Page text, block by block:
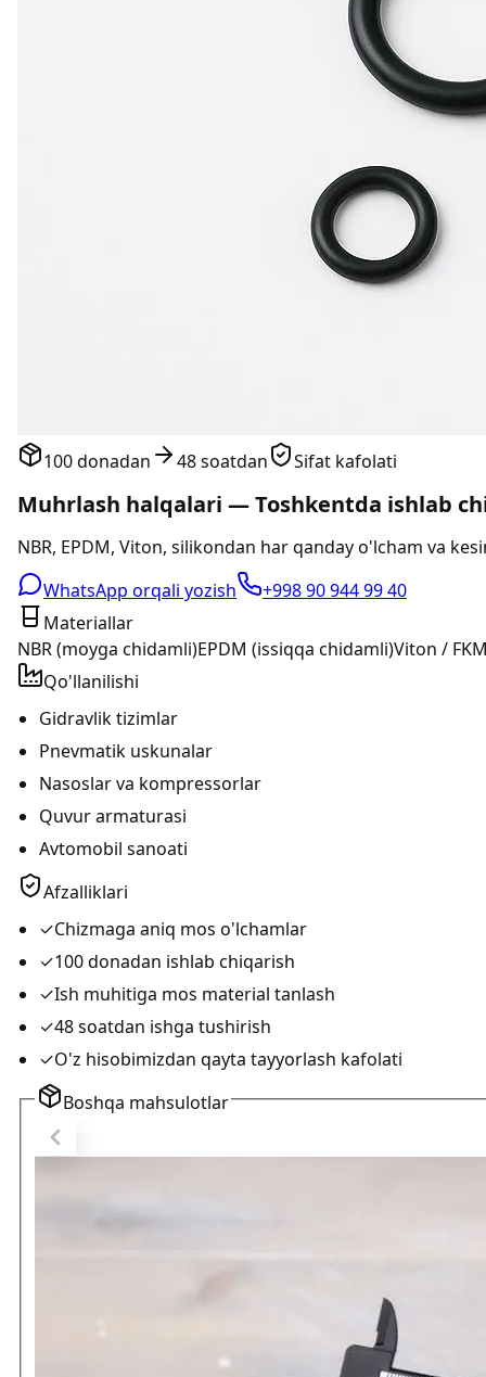
100 donadan 48 soatdan Sifat kafolati
Muhrlash halqalari — Toshkentda ishlab
NBR, EPDM, Viton, silikondan har qanday o'lcham va
WhatsApp orqali yozish
+998 90 944 99 40
Materiallar
NBR (moyga chidamli)EPDM (issiqqa chidamli)Viton /
Qo'llanilishi
Gidravlik tizimlar
Pnevmatik uskunalar
Nasoslar va kompressorlar
Quvur armaturasi
Avtomobil sanoati
Afzalliklari
✓Chizmaga aniq mos o'lchamlar
✓100 donadan ishlab chiqarish
✓Ish muhitiga mos material tanlash
✓48 soatdan ishga tushirish
✓O'z hisobimizdan qayta tayyorlash kafolati
Boshqa mahsulotlar